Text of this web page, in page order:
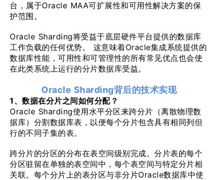
台，属于Oracle MAA可扩展性和可用性解决方案的保
护范围。
Oracle Sharding将受益于底层硬件平台提供的数据库
工作负载的任何优势。 这意味着Oracle集成系统提供的
数据库性能，可用性和可管理性的所有常见优点也会使
在此类系统上运行的分片数据库受益。
Oracle Sharding背后的技术实现
1、数据在分片之间如何分配？
Oracle Sharding使用水平分区来跨分片（离散物理数
据库）分割数据库表，以便每个分片包含具有相同列但
行的不同子集的表。
跨分片的分区的分布在表空间级别完成。分片表的每个
分区驻留在单独的表空间中，每个表空间与特定分片相
关联。每个分片上的表分区与非分片Oracle数据库中使